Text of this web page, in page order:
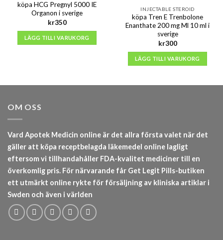
köpa HCG Pregnyl 5000 IE
Organon i sverige
kr350
LÄGG TILL I VARUKORG
INJECTABLE STEROID
köpa Tren E Trenbolone
Enanthate 200 mg Ml 10 ml i
sverige
kr300
LÄGG TILL I VARUKORG
OM OSS
Vard Apotek Medicin online är det allra första valet när det
gäller att köpa receptbelagda läkemedel online lagligt
eftersom vi tillhandahåller FDA-kvalitet mediciner till en
överkomlig pris. För närvarande får Get Legit Pills-butiken
ett utmärkt online rykte för försäljning av kliniska artiklar i
Swden och även i världen